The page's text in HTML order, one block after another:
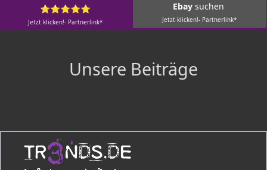
⭐⭐⭐⭐⭐
Jetzt klicken!- Partnerlink*
Ebay suchen
Jetzt klicken!- Partnerlink*
Unsere Beiträge